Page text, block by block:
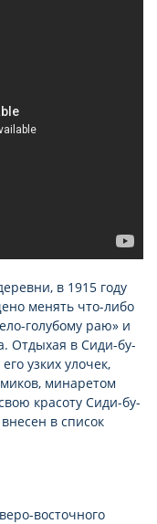
в 1915 году
менять что-либо
голубому раю» и
Отдыхая в Сиди-бу-
узких улочек,
минаретом
красоту Сиди-бу-
в список
восточного